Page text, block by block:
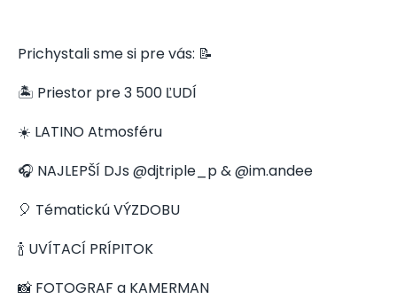
Prichystali sme si pre vás: 📝
🏝️ Priestor pre 3 500 ĽUDÍ
☀️ LATINO Atmosféru
🎧 NAJLEPŠÍ DJs @djtriple_p & @im.andee
🎈 Tématickú VÝZDOBU
🍾 UVÍTACÍ PRÍPITOK
📸 FOTOGRAF a KAMERMAN